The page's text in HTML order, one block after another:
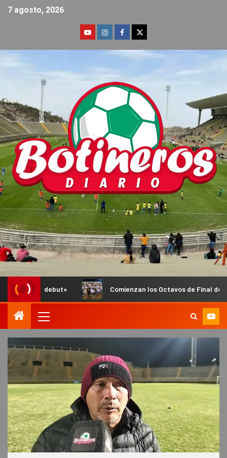
7 agosto, 2026
Comienzan los Octavos de Final del Anual de